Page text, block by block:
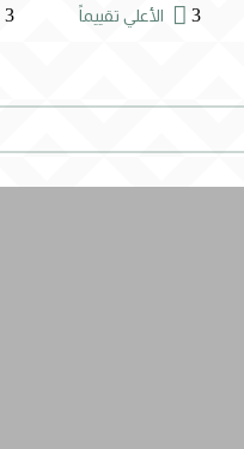
3
 الأعلي تقييماً 3